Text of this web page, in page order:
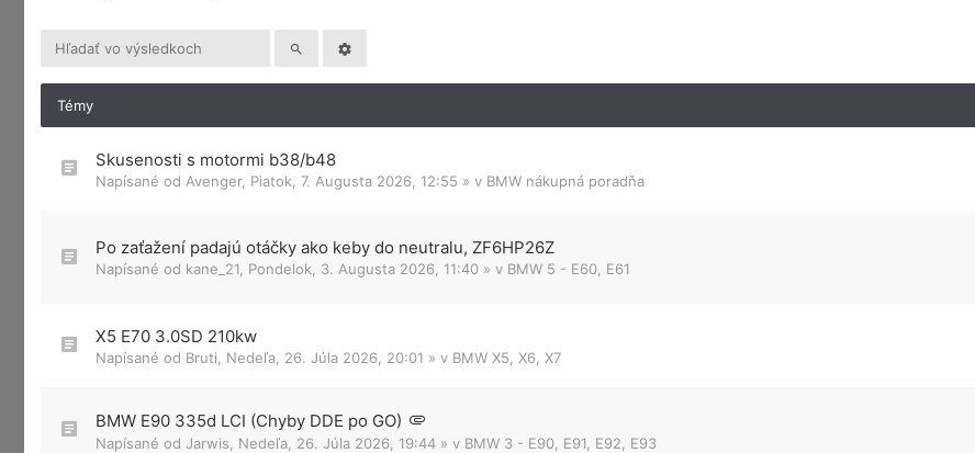
Témy
Skusenosti s motormi b38/b48
Napísané od Avenger, Piatok, 7. Augusta 2026, 12:55 » v BMW nákupná poradňa
Po zaťažení padajú otáčky ako keby do neutralu, ZF6HP26Z
Napísané od kane_21 Pondelok, 3. Augusta 2026, 11:40 » v BMW 5 - E60, E61
X5 E70 3.0SD 210kw
Napísané od Bruti Nedeľa, 26. Júla 2026, 20:01 » v BMW X5, X6, X7
BMW E90 335d LCI (Chyby DDE po GO)
Napísané od Jarwis Nedeľa, 26. Júla 2026, 19:44 » v BMW 3 - E90, E91, E92, E93